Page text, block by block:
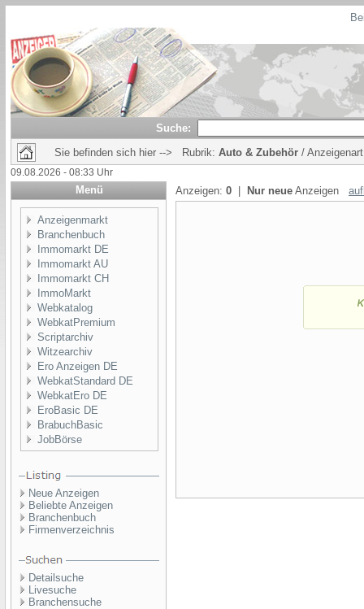
Suche:
Sie befinden sich hier --> Rubrik: Auto & Zubehör /
09.08.2026 - 08:33 Uhr
Menü
Anzeigenmarkt
Branchenbuch
Immomarkt DE
Immomarkt AU
Immomarkt CH
ImmoMarkt
Webkatalog
WebkatPremium
Scriptarchiv
Witzearchiv
Ero Anzeigen DE
WebkatStandard DE
WebkatEro DE
EroBasic DE
BrabuchBasic
JobBörse
Neue Anzeigen
Beliebte Anzeigen
Branchenbuch
Firmenverzeichnis
Detailsuche
Livesuche
Branchensuche
Anzeigen: 0 Nur neue Anzeigen